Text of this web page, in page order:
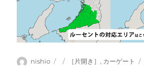
投
nishio
投
カ［片開き］, カーゲート